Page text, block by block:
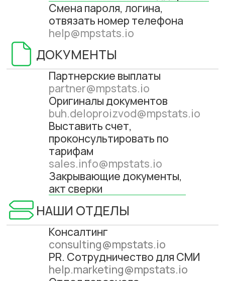
ДОКУМЕНТЫ
Партнерские выплаты
partner@mpstats.io
Оригиналы документов
buh.deloproizvod@mpstats.io
Выставить счет,
проконсультировать по
тарифам
sales.info@mpstats.io
Закрывающие документы,
акт сверки
НАШИ ОТДЕЛЫ
Консалтинг
consulting@mpstats.io
PR. Сотрудничество для СМИ
help.marketing@mpstats.io
Отдел персонала
alina.sychikova@mpstats.io
КОМАНДА MPSTATS
Вакансии
Наша команда